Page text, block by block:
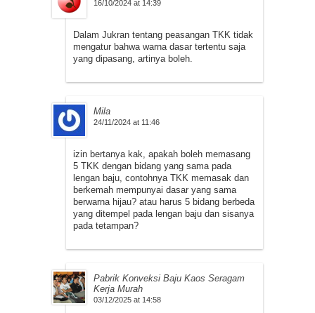
16/10/2024 at 14:39
Dalam Jukran tentang peasangan TKK tidak
mengatur bahwa warna dasar tertentu saja
yang dipasang, artinya boleh.
Mila
24/11/2024 at 11:46
izin bertanya kak, apakah boleh memasang
5 TKK dengan bidang yang sama pada
lengan baju, contohnya TKK memasak dan
berkemah mempunyai dasar yang sama
berwarna hijau? atau harus 5 bidang berbeda
yang ditempel pada lengan baju dan sisanya
pada tetampan?
Pabrik Konveksi Baju Kaos Seragam
Kerja Murah
03/12/2025 at 14:58